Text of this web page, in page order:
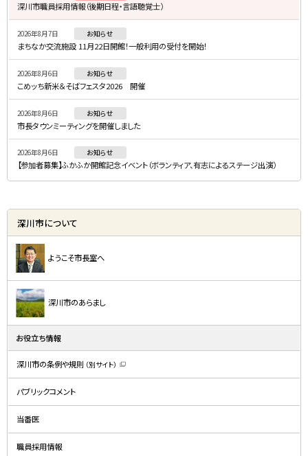
・
メ
ニ
ュ
ー
深川市職員採用情報（後期日程・言語聴覚士）
2026年8月7日 お知らせ
まちなか交流施設 11月22日開館！一般利用の受付を開始！
2026年8月6日 お知らせ
こめッち新米＆そばフェスタ2026 開催
2026年8月6日 お知らせ
市長タウンミーティングを開催しました
2026年8月6日 お知らせ
【参加者募集】ふかふか開館記念イベント（ボランティア、有志によるステージ出演）
深川市について
ようこそ市長室へ
深川市のあらまし
お役立ち情報
深川市の条例や規則 （別サイト）
新
ン
で
パブリックコメント
当番医
職員採用情報